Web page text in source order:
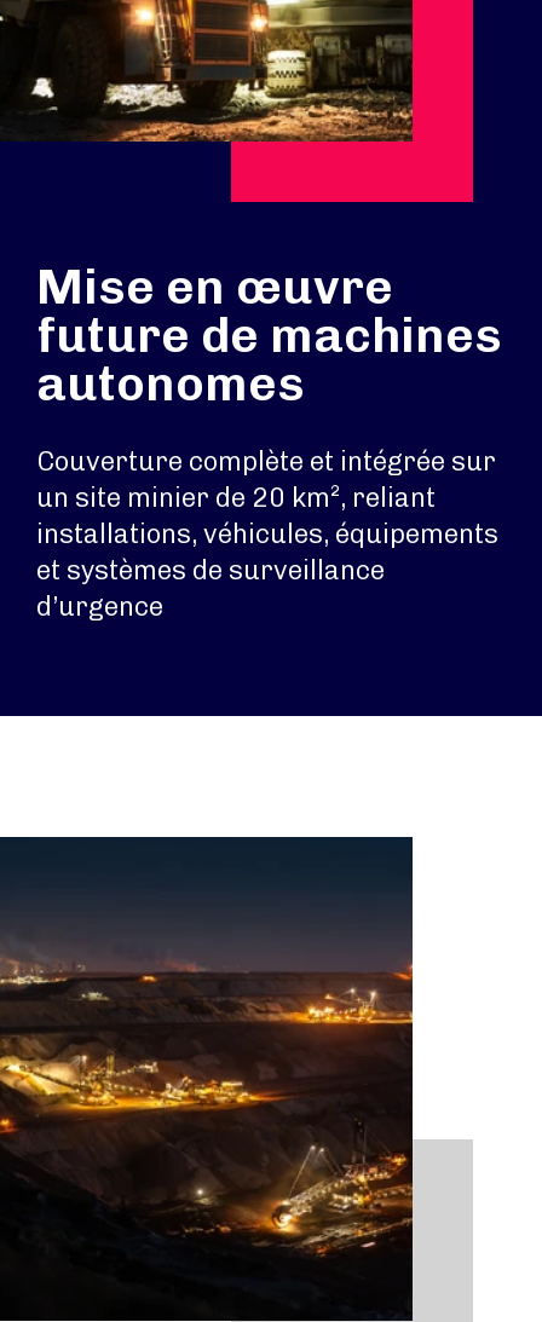
Mise en œuvre
future de machines
autonomes
Couverture complète et intégrée sur
un site minier de 20 km², reliant
installations, véhicules, équipements
et systèmes de surveillance
d’urgence